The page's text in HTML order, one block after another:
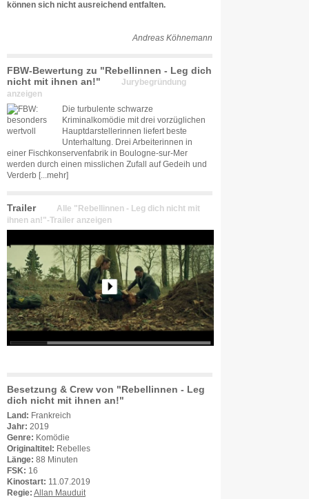
können sich nicht ausreichend entfalten.
Andreas Köhnemann
FBW-Bewertung zu "Rebellinnen - Leg dich
nicht mit ihnen an!"
Jurybegründung
anzeigen
Die turbulente schwarze
Kriminalkomödie mit drei vorzüglichen
Hauptdarstellerinnen liefert beste
Unterhaltung. Drei Arbeiterinnen in
einer Fischkonservenfabrik in Boulogne-sur-Mer
werden durch einen misslichen Zufall auf Gedeih und
Verderb [...mehr]
Trailer
Alle "Rebellinnen - Leg dich nicht mit
ihnen an!"-Trailer anzeigen
Besetzung & Crew von "Rebellinnen - Leg
dich nicht mit ihnen an!"
Land: Frankreich
Jahr: 2019
Genre: Komödie
Originaltitel: Rebelles
Länge: 88 Minuten
FSK: 16
Kinostart: 11.07.2019
Regie: Allan Mauduit